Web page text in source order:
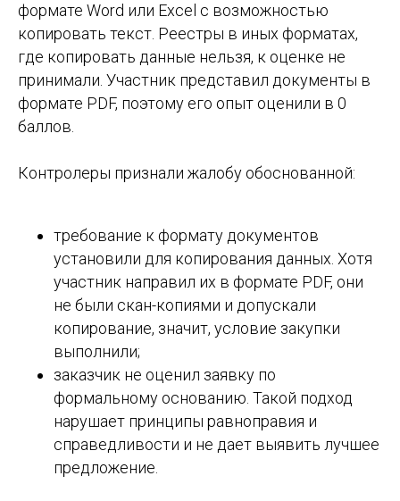
формате Word или Excel с возможностью
копировать текст. Реестры в иных форматах,
где копировать данные нельзя, к оценке не
принимали. Участник представил документы в
формате PDF, поэтому его опыт оценили в 0
баллов.
Контролеры признали жалобу обоснованной:
требование к формату документов
установили для копирования данных. Хотя
участник направил их в формате PDF, они
не были скан-копиями и допускали
копирование, значит, условие закупки
выполнили;
заказчик не оценил заявку по
формальному основанию. Такой подход
нарушает принципы равноправия и
справедливости и не дает выявить лучшее
предложение.